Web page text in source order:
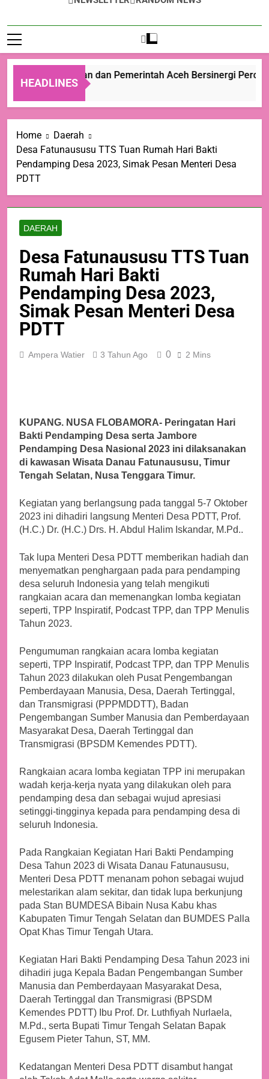
HEADLINES
Kementan dan Pemerintah Aceh Bersinergi
Home
Daerah
Desa Fatunaususu TTS Tuan Rumah Hari Bakti
Pendamping Desa 2023, Simak Pesan Menteri Desa
PDTT
DAERAH
Desa Fatunaususu TTS Tuan
Rumah Hari Bakti
Pendamping Desa 2023,
Simak Pesan Menteri Desa
PDTT
Ampera Watier 3 Tahun Ago 0 2 Mins
KUPANG. NUSA FLOBAMORA- Peringatan Hari
Bakti Pendamping Desa serta Jambore
Pendamping Desa Nasional 2023 ini dilaksanakan
di kawasan Wisata Danau Fatunaususu, Timur
Tengah Selatan, Nusa Tenggara Timur.
Kegiatan yang berlangsung pada tanggal 5-7 Oktober
2023 ini dihadiri langsung Menteri Desa PDTT, Prof.
(H.C.) Dr. (H.C.) Drs. H. Abdul Halim Iskandar, M.Pd..
Tak lupa Menteri Desa PDTT memberikan hadiah dan
menyematkan penghargaan pada para pendamping
desa seluruh Indonesia yang telah mengikuti
rangkaian acara dan memenangkan lomba kegiatan
seperti, TPP Inspiratif, Podcast TPP, dan TPP Menulis
Tahun 2023.
Pengumuman rangkaian acara lomba kegiatan
seperti, TPP Inspiratif, Podcast TPP, dan TPP Menulis
Tahun 2023 dilakukan oleh Pusat Pengembangan
Pemberdayaan Manusia, Desa, Daerah Tertinggal,
dan Transmigrasi (PPPMDDTT), Badan
Pengembangan Sumber Manusia dan Pemberdayaan
Masyarakat Desa, Daerah Tertinggal dan
Transmigrasi (BPSDM Kemendes PDTT).
Rangkaian acara lomba kegiatan TPP ini merupakan
wadah kerja-kerja nyata yang dilakukan oleh para
pendamping desa dan sebagai wujud apresiasi
setinggi-tingginya kepada para pendamping desa di
seluruh Indonesia.
Pada Rangkaian Kegiatan Hari Bakti Pendamping
Desa Tahun 2023 di Wisata Danau Fatunaususu,
Menteri Desa PDTT menanam pohon sebagai wujud
melestarikan alam sekitar, dan tidak lupa berkunjung
pada Stan BUMDESA Bibain Nusa Kabu khas
Kabupaten Timur Tengah Selatan dan BUMDES Palla
Opat Khas Timur Tengah Utara.
Kegiatan Hari Bakti Pendamping Desa Tahun 2023 ini
dihadiri juga Kepala Badan Pengembangan Sumber
Manusia dan Pemberdayaan Masyarakat Desa,
Daerah Tertinggal dan Transmigrasi (BPSDM
Kemendes PDTT) Ibu Prof. Dr. Luthfiyah Nurlaela,
M.Pd., serta Bupati Timur Tengah Selatan Bapak
Egusem Pieter Tahun, ST, MM.
Kedatangan Menteri Desa PDTT disambut hangat